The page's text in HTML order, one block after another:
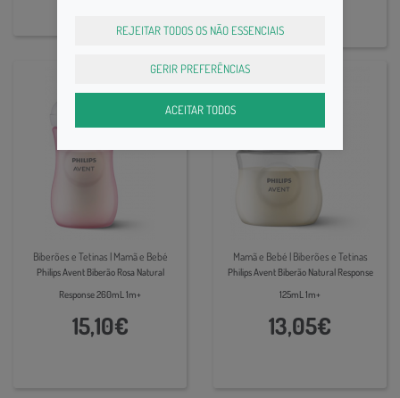
Biberões e Tetinas | Mamã e Bebé
Philips Avent Biberão Rosa Natural
Response 260mL 1m+
15,10€
Mamã e Bebé | Biberões e Tetinas
Philips Avent Biberão Natural Response
125mL 1m+
13,05€
REJEITAR TODOS OS NÃO ESSENCIAIS
GERIR PREFERÊNCIAS
ACEITAR TODOS